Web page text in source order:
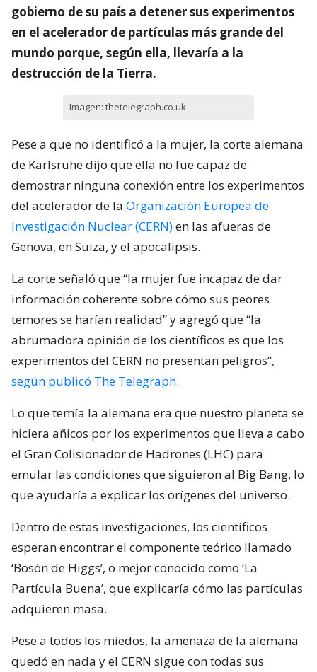
gobierno de su país a detener sus experimentos
en el acelerador de partículas más grande del
mundo porque, según ella, llevaría a la
destrucción de la Tierra.
Imagen: thetelegraph.co.uk
Pese a que no identificó a la mujer, la corte alemana
de Karlsruhe dijo que ella no fue capaz de
demostrar ninguna conexión entre los experimentos
del acelerador de la Organización Europea de
Investigación Nuclear (CERN)en las afueras de
Genova, en Suiza, y el apocalipsis.
La corte señaló que “la mujer fue incapaz de dar
información coherente sobre cómo sus peores
temores se harían realidad” y agregó que “la
abrumadora opinión de los científicos es que los
experimentos del CERN no presentan peligros”,
según publicó The Telegraph.
Lo que temía la alemana era que nuestro planeta se
hiciera añicos por los experimentos que lleva a cabo
el Gran Colisionador de Hadrones (LHC) para
emular las condiciones que siguieron al Big Bang, lo
que ayudaría a explicar los orígenes del universo.
Dentro de estas investigaciones, los científicos
esperan encontrar el componente teórico llamado
‘Bosón de Higgs’, o mejor conocido como ‘La
Partícula Buena’, que explicaría cómo las partículas
adquieren masa.
Pese a todos los miedos, la amenaza de la alemana
quedó en nada y el CERN sigue con todas sus